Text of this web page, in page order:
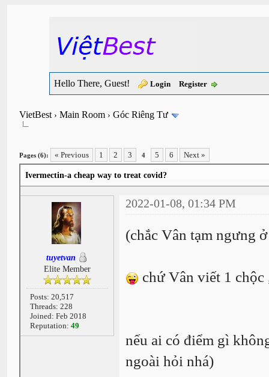
Hello There, Guest! Login Register
VietBest›Main Room ›Góc Riêng Tư
Pages (6): « Previous 1 2 3 4 5 6 Next »
Ivermectin-a cheap way to treat covid?
tuyetvan
Elite Member
Posts: 20,517
Threads: 228
Joined: Feb 2018
Reputation: 49
2022-01-08, 01:34 PM
(chắc Vân tạm ngưng
chứ Vân viết 1 chộc
nếu ai có điểm gì
ngoài hỏi nhá)